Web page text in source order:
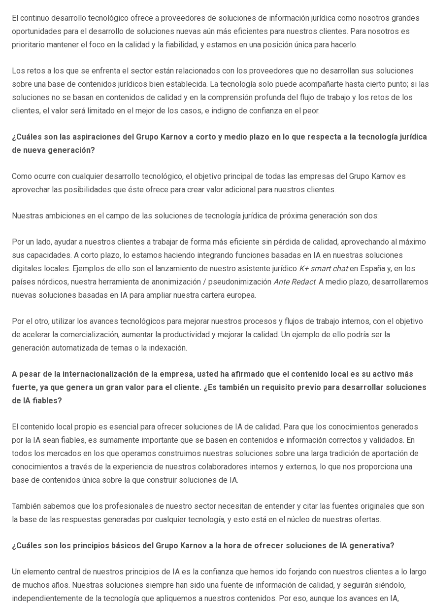
El continuo desarrollo tecnológico ofrece a proveedores de soluciones de información jurídica como nosotros grandes
oportunidades para el desarrollo de soluciones nuevas aún más eficientes para nuestros clientes. Para nosotros es
prioritario mantener el foco en la calidad y la fiabilidad, y estamos en una posición única para hacerlo.
Los retos a los que se enfrenta el sector están relacionados con los proveedores que no desarrollan sus soluciones
sobre una base de contenidos jurídicos bien establecida. La tecnología solo puede acompañarte hasta cierto punto; si las
soluciones no se basan en contenidos de calidad y en la comprensión profunda del flujo de trabajo y los retos de los
clientes, el valor será limitado en el mejor de los casos, e indigno de confianza en el peor.
¿Cuáles son las aspiraciones del Grupo Karnov a corto y medio plazo en lo que respecta a la tecnología jurídica
de nueva generación?
Como ocurre con cualquier desarrollo tecnológico, el objetivo principal de todas las empresas del Grupo Karnov es
aprovechar las posibilidades que éste ofrece para crear valor adicional para nuestros clientes.
Nuestras ambiciones en el campo de las soluciones de tecnología jurídica de próxima generación son dos:
Por un lado, ayudar a nuestros clientes a trabajar de forma más eficiente sin pérdida de calidad, aprovechando al máximo
sus capacidades. A corto plazo, lo estamos haciendo integrando funciones basadas en IA en nuestras soluciones
digitales locales. Ejemplos de ello son el lanzamiento de nuestro asistente jurídico K+ smart chaten España y, en los
países nórdicos, nuestra herramienta de anonimización / pseudonimización Ante Redact. A medio plazo, desarrollaremos
nuevas soluciones basadas en IA para ampliar nuestra cartera europea.
Por el otro, utilizar los avances tecnológicos para mejorar nuestros procesos y flujos de trabajo internos, con el objetivo
de acelerar la comercialización, aumentar la productividad y mejorar la calidad. Un ejemplo de ello podría ser la
generación automatizada de temas o la indexación.
A pesar de la internacionalización de la empresa, usted ha afirmado que el contenido local es su activo más
fuerte, ya que genera un gran valor para el cliente. ¿Es también un requisito previo para desarrollar soluciones
de IA fiables?
El contenido local propio es esencial para ofrecer soluciones de IA de calidad. Para que los conocimientos generados
por la IA sean fiables, es sumamente importante que se basen en contenidos e información correctos y validados. En
todos los mercados en los que operamos construimos nuestras soluciones sobre una larga tradición de aportación de
conocimientos a través de la experiencia de nuestros colaboradores internos y externos, lo que nos proporciona una
base de contenidos única sobre la que construir soluciones de IA.
También sabemos que los profesionales de nuestro sector necesitan de entender y citar las fuentes originales que son
la base de las respuestas generadas por cualquier tecnología, y esto está en el núcleo de nuestras ofertas.
¿Cuáles son los principios básicos del Grupo Karnov a la hora de ofrecer soluciones de IA generativa?
Un elemento central de nuestros principios de IA es la confianza que hemos ido forjando con nuestros clientes a lo largo
de muchos años. Nuestras soluciones siempre han sido una fuente de información de calidad, y seguirán siéndolo,
independientemente de la tecnología que apliquemos a nuestros contenidos. Por eso, aunque los avances en IA,